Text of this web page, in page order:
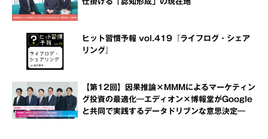
ヒット習慣予報 vol.419『ライフログ・シェア
リング』
【第12回】因果推論×MMMによるマーケティン
グ投資の最適化―エディオン×博報堂がGoogle
と共同で実践するデータドリブンな意思決定―